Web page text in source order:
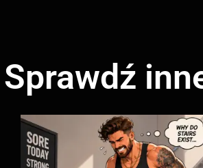
Sprawdź